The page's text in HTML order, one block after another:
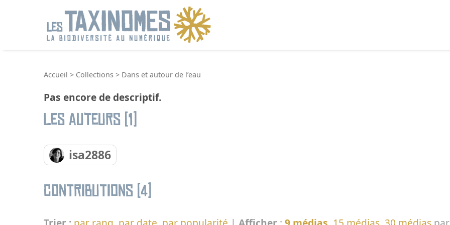
Accueil > Collections > Dans et autour de l’eau
Pas encore de descriptif.
Les auteurs (1)
isa2886
Contributions (4)